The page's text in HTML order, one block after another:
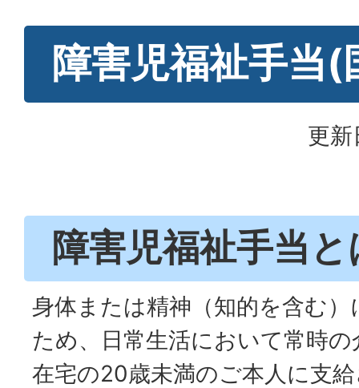
障害児福祉手当
更
障害児福祉手当と
身体または精神（知的を含む
ため、日常生活において常時
在宅の20歳未満のご本人に支